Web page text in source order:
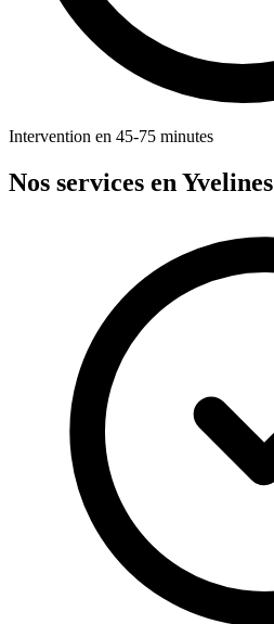
Intervention en 45-75 minutes
Nos services en Yvelines